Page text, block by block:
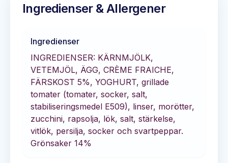
Ingredienser & Allergener
Ingredienser
INGREDIENSER: KÄRNMJÖLK,
VETEMJÖL, ÄGG, CRÈME FRAICHE,
FÄRSKOST 5%, YOGHURT, grillade
tomater (tomater, socker, salt,
stabiliseringsmedel E509), linser, morötter,
zucchini, rapsolja, lök, salt, stärkelse,
vitlök, persilja, socker och svartpeppar.
Grönsaker 14%